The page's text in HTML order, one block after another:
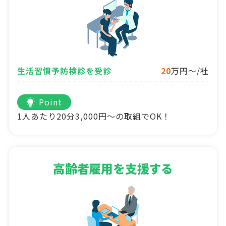
生活習慣予防検診を受診 20万円～/社
Point
1人あたり20分3,000円～の取組でOK！
高齢者雇用を支援する